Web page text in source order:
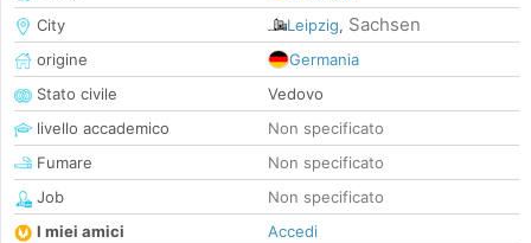
City
Leipzig, Sachsen
origine
Germania
Stato civile
Vedovo
livello accademico
Non specificato
Fumare
Non specificato
Job
Non specificato
I miei amici
Accedi